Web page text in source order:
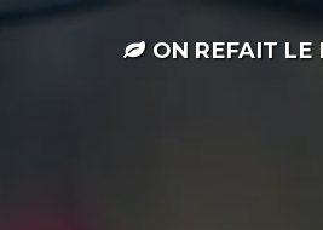
ON REFAIT LE